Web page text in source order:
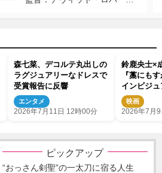
森七菜、デコルテ丸出しの
ラグジュアリーなドレスで
受賞報告に反響
エンタメ
2026年7月11日 12時00分
鈴鹿央士×
『藁にも
インビジ
歌はMAN
MISSION
映画
2026年7月
ピックアップ
“おっさん剣聖”の一太刀に宿る人生